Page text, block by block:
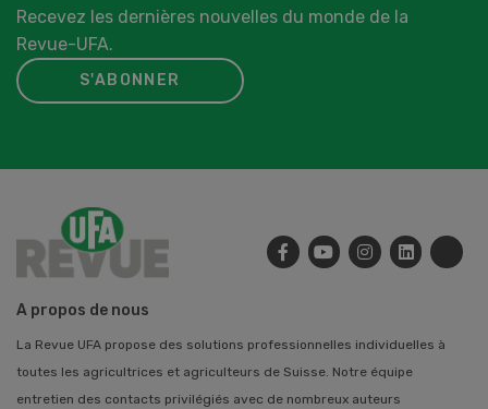
Recevez les dernières nouvelles du monde de la
Revue-UFA.
S'ABONNER
A propos de nous
La Revue UFA propose des solutions professionnelles individuelles à
toutes les agricultrices et agriculteurs de Suisse. Notre équipe
entretien des contacts privilégiés avec de nombreux auteurs